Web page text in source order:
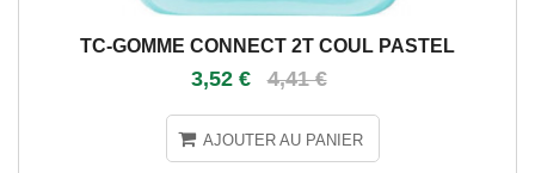
TC-GOMME CONNECT 2T COUL PASTEL
3,52 € 4,41 €
AJOUTER AU PANIER